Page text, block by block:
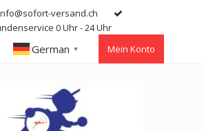
versand.ch
0 Uhr - 24 Uhr
German ▼ Mein Konto